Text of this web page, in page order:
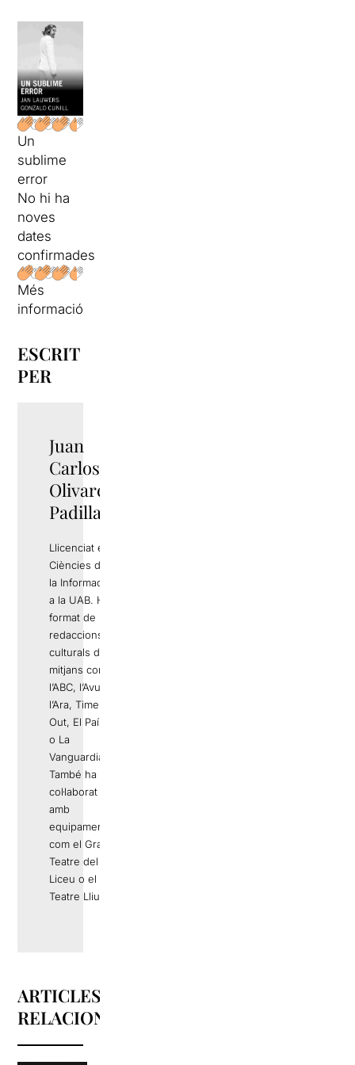
Un
sublime
error
No hi ha
noves
dates
confirmades
Més
informació
ESCRIT
PER
Juan
Carlos
Olivares
Padilla
Llicenciat en
Ciències de
la Informació
a la UAB. Ha
format de
redaccions
culturals de
mitjans com
l’ABC, l’Avui,
l’Ara, Time
Out, El País
o La
Vanguardia.
També ha
col·laborat
amb
equipaments
com el Gran
Teatre del
Liceu o el
Teatre Lliure.
ARTICLES
RELACIONATS